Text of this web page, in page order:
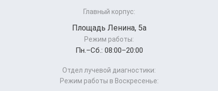
Главный корпус:
Площадь Ленина, 5а
Режим работы:
Пн.–Cб.: 08:00–20:00
Отдел лучевой диагностики:
Режим работы в Воскресенье: